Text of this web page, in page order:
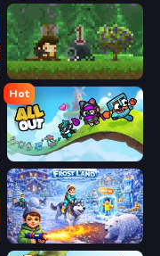
Aground
Hot
All Out
Frost Land - Snow Survival